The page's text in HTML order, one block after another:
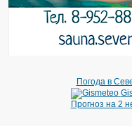
Погода в
Прогноз на 2